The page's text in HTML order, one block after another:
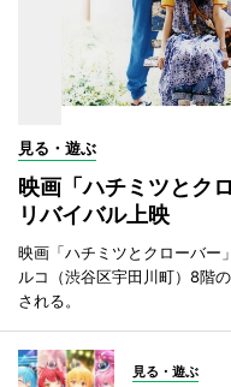
見る・遊ぶ
映画「ハチミツとク
リバイバル上映
映画「ハチミツとクローバー
ルコ（渋谷区宇田川町）8階
される。
見る・遊ぶ